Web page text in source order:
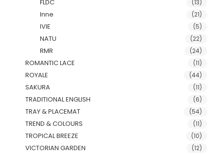
FLDC (13)
Inne (21)
IVIE (5)
NATU (22)
RMR (24)
ROMANTIC LACE (11)
ROYALE (44)
SAKURA (11)
TRADITIONAL ENGLISH (6)
TRAY & PLACEMAT (54)
TREND & COLOURS (11)
TROPICAL BREEZE (10)
VICTORIAN GARDEN (12)